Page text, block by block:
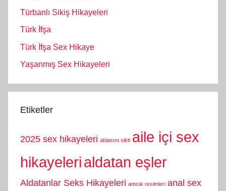
Türbanlı Sikiş Hikayeleri
Türk İfşa
Türk İfşa Sex Hikaye
Yaşanmış Sex Hikayeleri
Etiketler
2025 sex hikayeleri ablasını sikti aile içi sex
hikayelerialdatan eşler
Aldatanlar Seks Hikayeleri amcık resimleri anal sex